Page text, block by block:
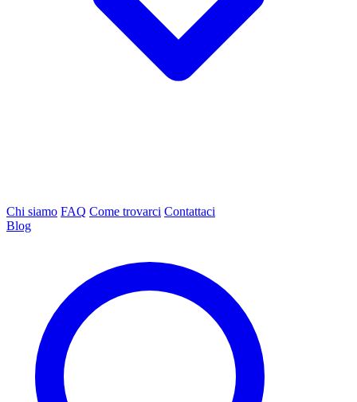
Chi siamo FAQ Come trovarci Contattaci
Blog